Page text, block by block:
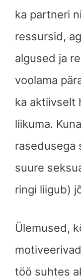
ka partneri
ressursid,
algused ja
voolama
ka aktiivselt
liikuma.
rasedusega
suure
ringi liigub)
Ülemused,
töö suhtes